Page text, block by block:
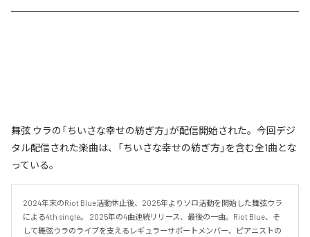
舞弦 ウラの「ちいさな幸せの紡ぎ方」が配信開始された。今回デジ
タル配信された楽曲は、「ちいさな幸せの紡ぎ方」を含む全1曲とな
っている。
2024年末のRiot Blue活動休止後、2025年よりソロ活動を開始した舞弦ウラ
による4th single。 2025年の4曲連続リリース、最後の一曲。Riot Blue、そ
して舞弦ウラのライブを支えるレギュラーサポートメンバー、ピアニストの